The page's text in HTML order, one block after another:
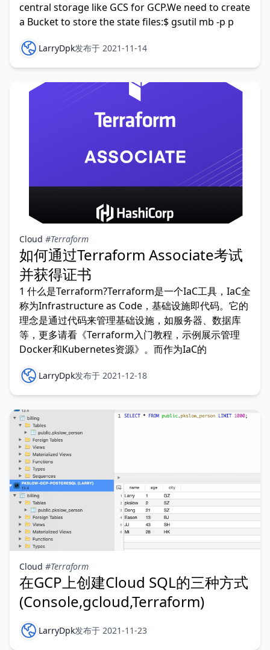
central storage like GCS for GCP.We need to create
a Bucket to store the state files:$ gsutil mb -p p
LarryDpk发布于 2021-11-14
Cloud #Terraform
如何通过Terraform Associate考试
并获得证书
1 什么是Terraform?Terraform是一个IaC工具，IaC全
称为Infrastructure as Code，基础设施即代码。它的
理念是通过代码来管理基础设施，如服务器、数据库
等，更多请看《Terraform入门教程，示例展示管理
Docker和Kubernetes资源》。而作为IaC的
LarryDpk发布于 2021-12-18
Cloud #Terraform
在GCP上创建Cloud SQL的三种方式
(Console,gcloud,Terraform)
LarryDpk发布于 2021-11-23